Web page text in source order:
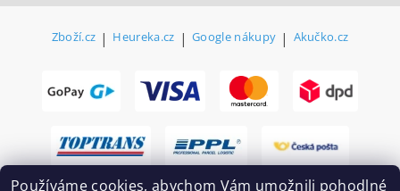
Zboží.cz | Heureka.cz | Google nákupy | Akučko.cz
Používáme cookies, abychom Vám umožnili pohodlné